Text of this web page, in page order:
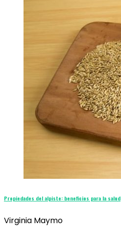
Propiedades del alpiste: beneficios para la salud
Virginia Maymo